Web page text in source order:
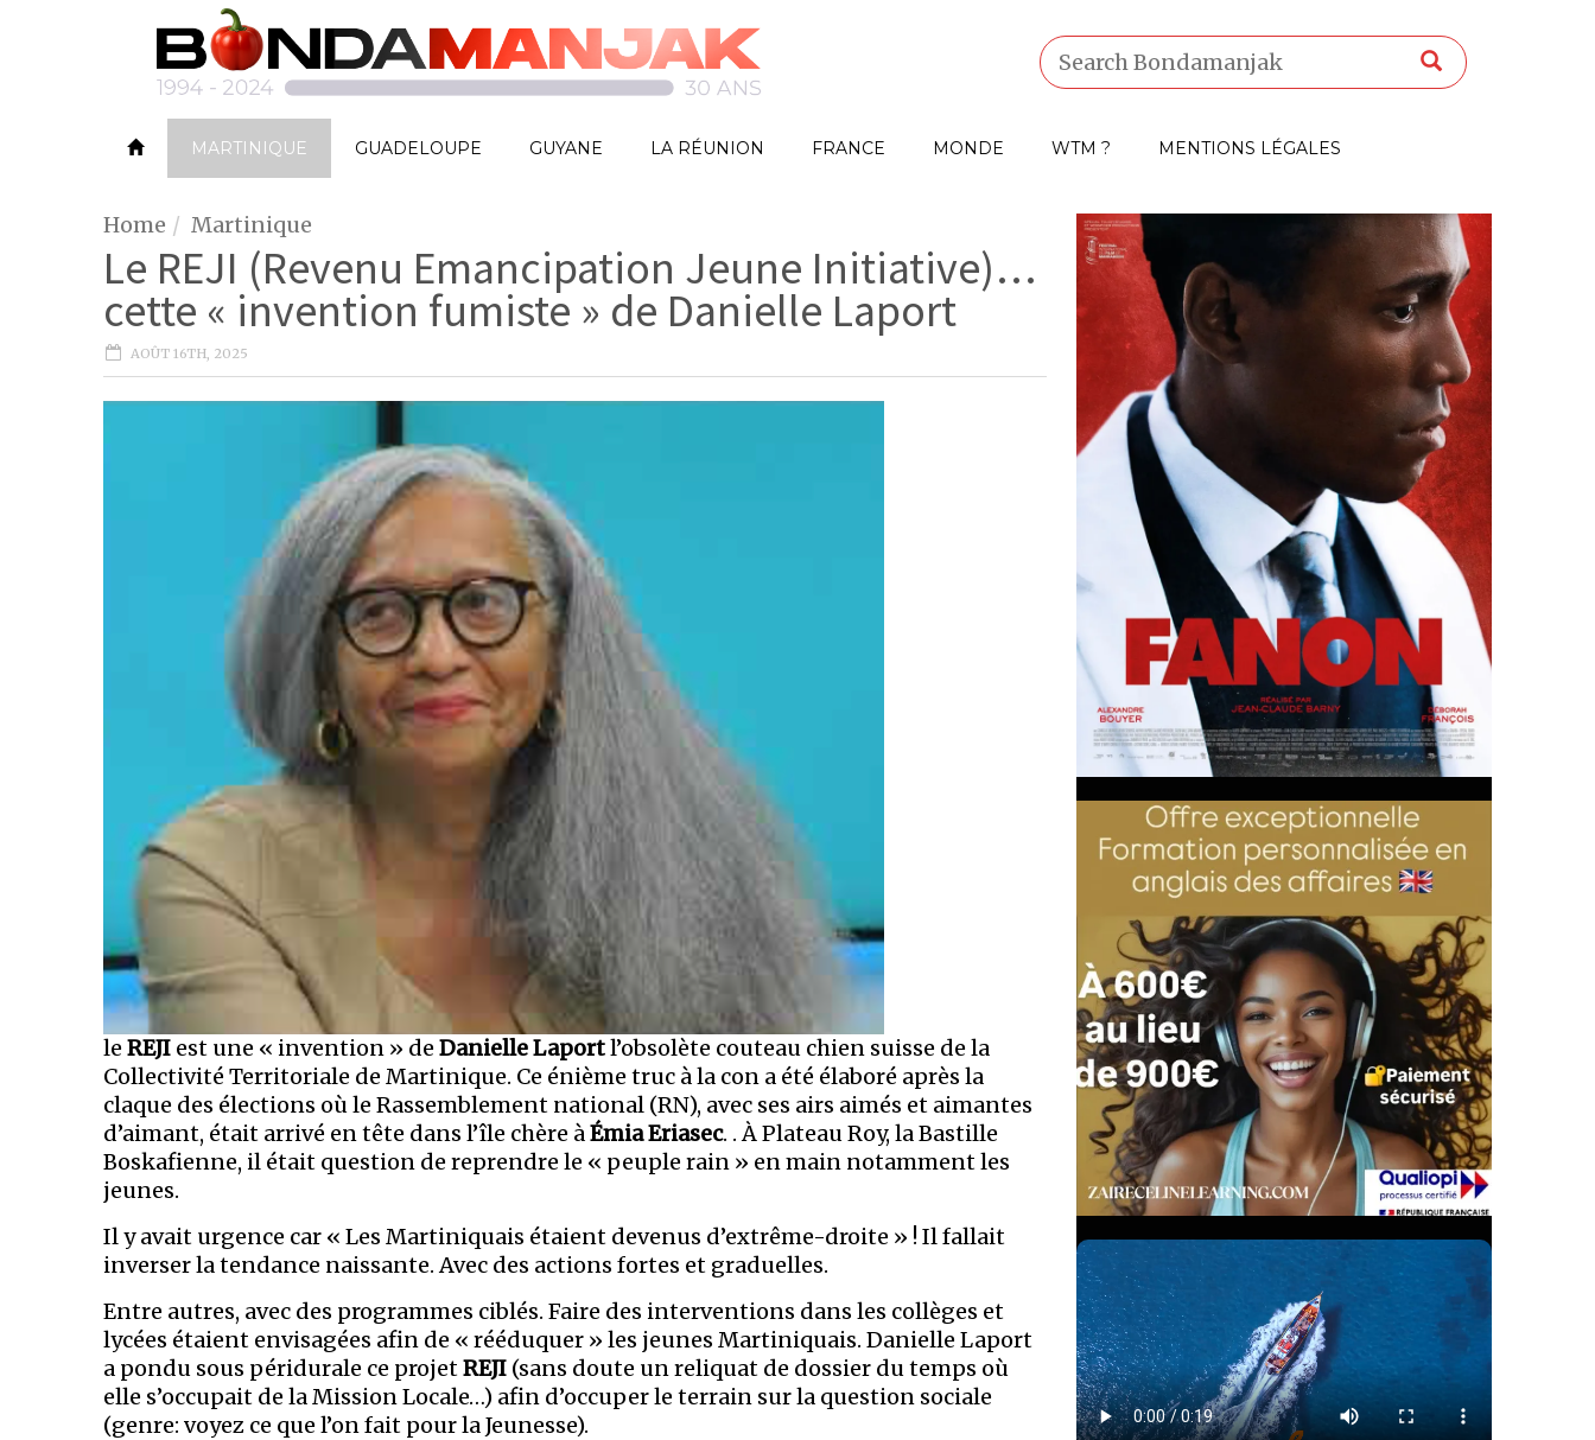
MARTINIQUE GUADELOUPE GUYANE LA RÉUNION FRANCE MONDE WTM ? MENTIONS LÉGALES
Home Martinique
Le REJI (Revenu Emancipation Jeune Initiative)…
cette « invention fumiste » de Danielle Laport
AOÛT 16TH, 2025
le REJI est une « invention » de Danielle Laportl’obsolète couteau chien suisse de la
Collectivité Territoriale de Martinique. Ce énième truc à la con a été élaboré après la
claque des élections où le Rassemblement national (RN), avec ses airs aimés et aimantes
d’aimant, était arrivé en tête dans l’île chère àÉmia Eriasec. . À Plateau Roy, la Bastille
Boskafienne, il était question de reprendre le « peuple rain » en main notamment les
jeunes.
Il y avait urgence car « Les Martiniquais étaient devenus d’extrême-droite » ! Il fallait
inverser la tendance naissante. Avec des actions fortes et graduelles.
Entre autres, avec des programmes ciblés. Faire des interventions dans les collèges et
lycées étaient envisagées afin de « rééduquer » les jeunes Martiniquais. Danielle Laport
a pondu sous péridurale ce projetREJI (sans doute un reliquat de dossier du temps où
elle s’occupait de la Mission Locale…) afin d’occuper le terrain sur la question sociale
(genre: voyez ce que l’on fait pour la Jeunesse).